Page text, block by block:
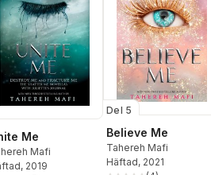
Me
Mafi
, 2019
Del 5
Believe Me
Tahereh Mafi
Häftad, 2021